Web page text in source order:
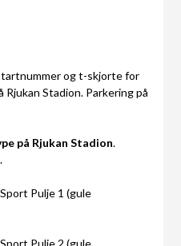
og t-skjorte for
Rjukan Stadion. Parkering på
på Rjukan Stadion.
Pulje 1 (gule